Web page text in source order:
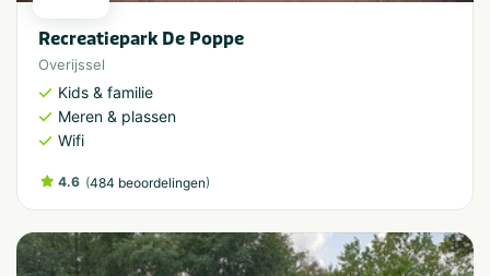
Recreatiepark De Poppe
Overijssel
Kids & familie
Meren & plassen
Wifi
4.6 (484 beoordelingen)